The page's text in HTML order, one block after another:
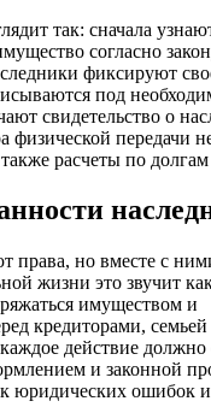
так: сначала
согласно
фиксируют
под
свидетельство о
физической передачи
расчеты по
права, но вместе с
жизни это звучит
имуществом и
кредиторами,
действие должно
и законной
юридических ошибок